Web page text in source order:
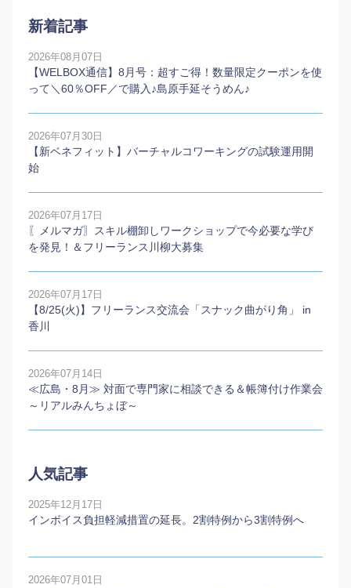
新着記事
2026年08月07日
【WELBOX通信】8月号：超すご得！数量限定クーポンを使
って＼60％OFF／で購入♪島原手延そうめん♪
2026年07月30日
【新ベネフィット】バーチャルコワーキングの試験運用開
始
2026年07月17日
〖メルマガ〗スキル棚卸しワークショップで今必要な学び
を発見！＆フリーランス川柳大募集
2026年07月17日
【8/25(火)】フリーランス交流会「スナック曲がり角」 in
香川
2026年07月14日
≪広島・8月≫ 対面で専門家に相談できる＆帳簿付け作業会
～リアルみんちょぼ～
人気記事
2025年12月17日
インボイス負担軽減措置の延長。2割特例から3割特例へ
2026年07月01日